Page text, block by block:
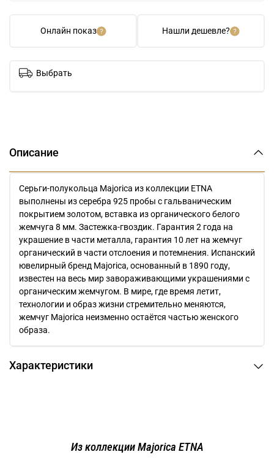
Онлайн показ Нашли дешевле?
Выбрать
Описание
Серьги-полукольца Majorica из коллекции ETNA
выполнены из серебра 925 пробы с гальваническим
покрытием золотом, вставка из органического белого
жемчуга 8 мм. Застежка-гвоздик. Гарантия 2 года на
украшение в части металла, гарантия 10 лет на жемчуг
органический в части отслоения и потемнения. Испанский
ювелирный бренд Majorica, основанный в 1890 году,
известен на весь мир завораживающими украшениями c
органическим жемчугом. В мире, где время летит,
технологии и образ жизни стремительно меняются,
жемчуг Majorica неизменно остаётся частью женского
образа.
Характеристики
Из коллекции Majorica ETNA